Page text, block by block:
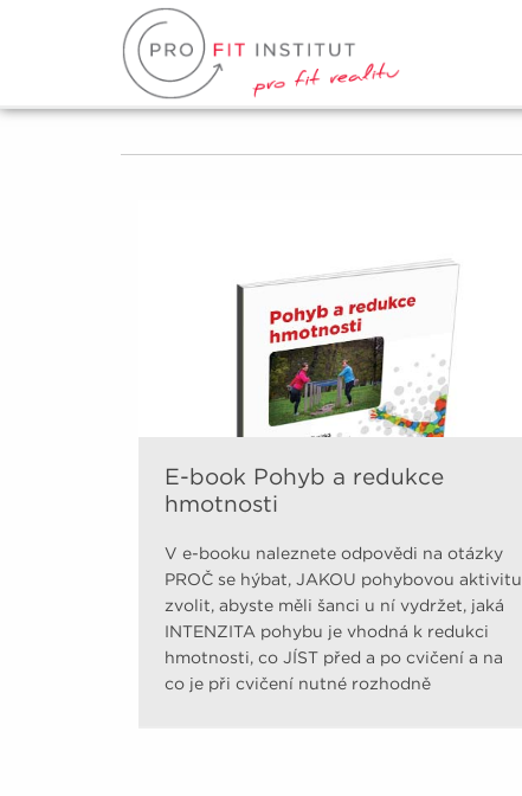
E-book Pohyb a redukce
hmotnosti
V e-booku naleznete odpovědi na otázky
PROČ se hýbat, JAKOU pohybovou aktivitu
zvolit, abyste měli šanci u ní vydržet, jaká
INTENZITA pohybu je vhodná k redukci
hmotnosti, co JÍST před a po cvičení a na
co je při cvičení nutné rozhodně